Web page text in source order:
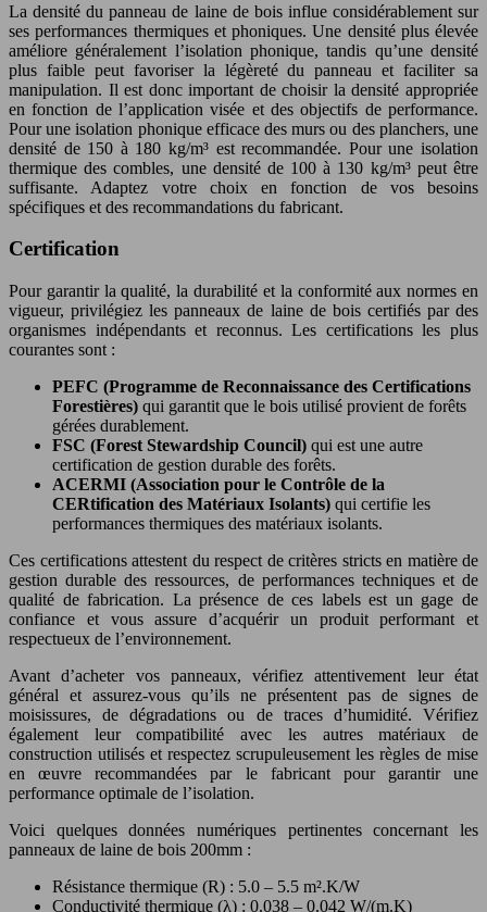
La densité du panneau de laine de bois influe considérablement sur
ses performances thermiques et phoniques. Une densité plus élevée
améliore généralement l’isolation phonique, tandis qu’une densité
plus faible peut favoriser la légèreté du panneau et faciliter sa
manipulation. Il est donc important de choisir la densité appropriée
en fonction de l’application visée et des objectifs de performance.
Pour une isolation phonique efficace des murs ou des planchers, une
densité de 150 à 180 kg/m³ est recommandée. Pour une isolation
thermique des combles, une densité de 100 à 130 kg/m³ peut être
suffisante. Adaptez votre choix en fonction de vos besoins
spécifiques et des recommandations du fabricant.
Certification
Pour garantir la qualité, la durabilité et la conformité aux normes en
vigueur, privilégiez les panneaux de laine de bois certifiés par des
organismes indépendants et reconnus. Les certifications les plus
courantes sont :
PEFC (Programme de Reconnaissance des Certifications
Forestières) qui garantit que le bois utilisé provient de forêts
gérées durablement.
FSC (Forest Stewardship Council) qui est une autre
certification de gestion durable des forêts.
ACERMI (Association pour le Contrôle de la
CERtification des Matériaux Isolants) qui certifie les
performances thermiques des matériaux isolants.
Ces certifications attestent du respect de critères stricts en matière de
gestion durable des ressources, de performances techniques et de
qualité de fabrication. La présence de ces labels est un gage de
confiance et vous assure d’acquérir un produit performant et
respectueux de l’environnement.
Avant d’acheter vos panneaux, vérifiez attentivement leur état
général et assurez-vous qu’ils ne présentent pas de signes de
moisissures, de dégradations ou de traces d’humidité. Vérifiez
également leur compatibilité avec les autres matériaux de
construction utilisés et respectez scrupuleusement les règles de mise
en œuvre recommandées par le fabricant pour garantir une
performance optimale de l’isolation.
Voici quelques données numériques pertinentes concernant les
panneaux de laine de bois 200mm :
Résistance thermique (R) : 5.0 – 5.5 m².K/W
Conductivité thermique (λ) : 0.038 – 0.042 W/(m.K)